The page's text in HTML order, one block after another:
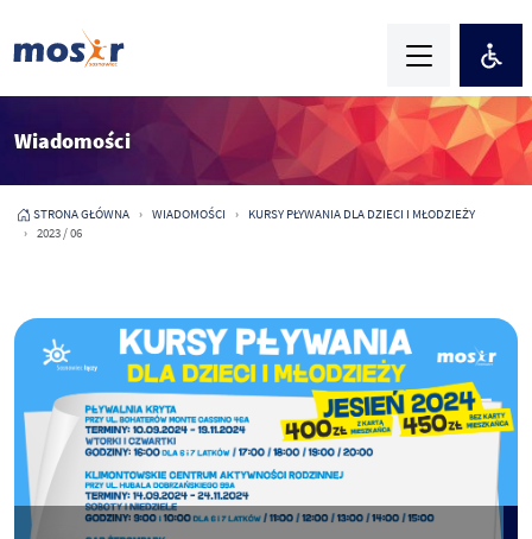
Wiadomości
STRONA GŁÓWNA WIADOMOŚCI
KURSY PŁYWANIA DLA DZIECI I MŁODZIEŻY
2023 / 06